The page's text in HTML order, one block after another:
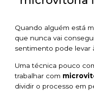
Quando alguém está
que nunca vai
sentimento pode levar
Uma técnica pouco
trabalhar com
dividir o processo em